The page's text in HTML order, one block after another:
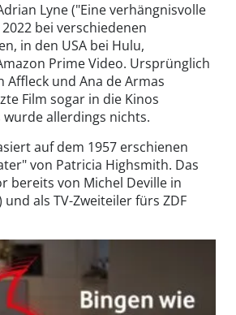
Lyne ("Eine verhängnisvolle
bei verschiedenen
in den USA bei Hulu,
Prime Video. Ursprünglich
Affleck und Ana de Armas
Film sogar in die Kinos
allerdings nichts.
auf dem 1957 erschienen
von Patricia Highsmith. Das
bereits von Michel Deville in
und als TV-Zweiteiler fürs ZDF